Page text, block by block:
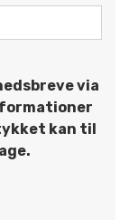
via
kan til